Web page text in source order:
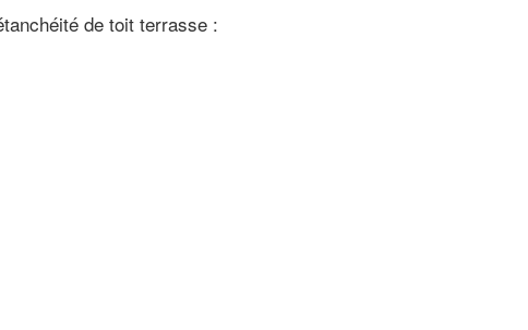
de toit terrasse :